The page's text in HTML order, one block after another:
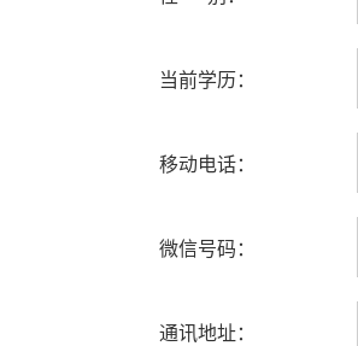
当前学历：
移动电话：
微信号码：
通讯地址：